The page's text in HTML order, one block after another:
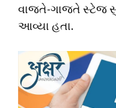
વાજતે-ગાજતે સ્ટેજ
આવ્યા હતા.